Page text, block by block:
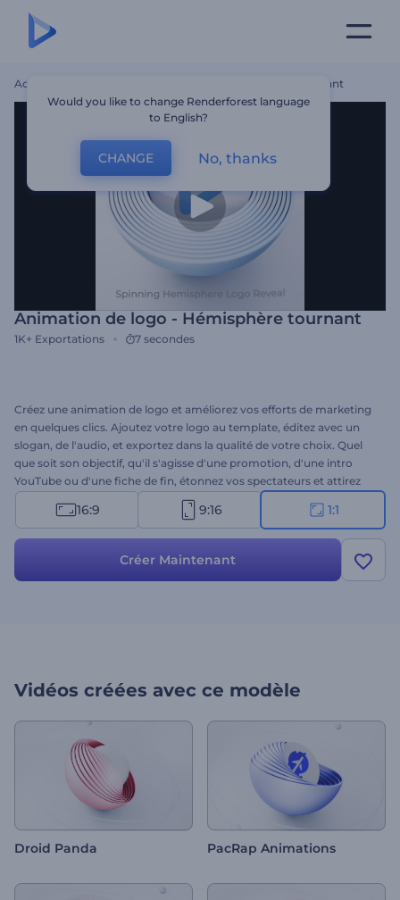
Accueil Animation De Logo - Hémisphère Tournant
Animation de logo - Hémisphère tournant
1K+ Exportations 7 secondes
Créez une animation de logo et améliorez vos efforts de marketing
en quelques clics. Ajoutez votre logo au template, éditez avec un
slogan, de l'audio, et exportez dans la qualité de votre choix. Quel
que soit son objectif, qu'il s'agisse d'une promotion, d'une intro
YouTube ou d'une fiche de fin, étonnez vos spectateurs et attirez
un nouveau public. Commencez à créer dès aujourd'hui !
16:9 9:16 1:1
Créer Maintenant
Vidéos créées avec ce modèle
Droid Panda PacRap Animations
Would you like to change Renderforest language
to English?
CHANGE No, thanks